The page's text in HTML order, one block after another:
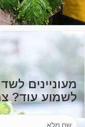
מעוניינים
לשמוע עוד?